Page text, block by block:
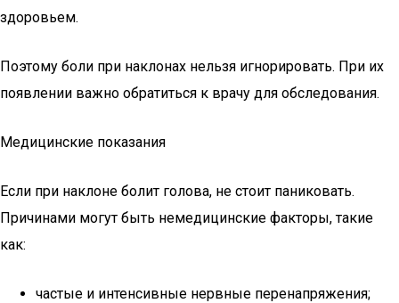
здоровьем.
Поэтому боли при наклонах нельзя игнорировать. При их
появлении важно обратиться к врачу для обследования.
Медицинские показания
Если при наклоне болит голова, не стоит паниковать.
Причинами могут быть немедицинские факторы, такие
как:
частые и интенсивные нервные перенапряжения;